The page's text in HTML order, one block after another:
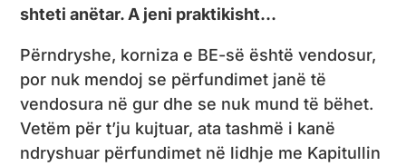
shteti anëtar. A jeni praktikisht…
Përndryshe, korniza e BE-së është vendosur,
por nuk mendoj se përfundimet janë të
vendosura në gur dhe se nuk mund të bëhet.
Vetëm për t’ju kujtuar, ata tashmë i kanë
ndryshuar përfundimet në lidhje me Kapitullin